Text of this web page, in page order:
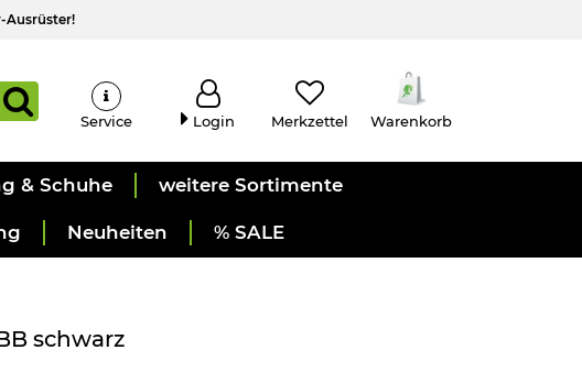
Ausrüster!
Service Login Merkzettel Warenkorb
& Schuhe weitere Sortimente
Neuheiten % SALE
schwarz